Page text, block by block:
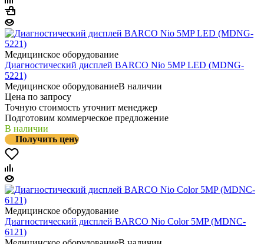
Медицинское оборудование
Диагностический дисплей BARCO Nio 5MP LED (MDNG-
5221)
Медицинское оборудованиеВ наличии
Цена по запросу
Точную стоимость уточнит менеджер
Подготовим коммерческое предложение
В наличии
Получить цену
Медицинское оборудование
Диагностический дисплей BARCO Nio Color 5MP (MDNC-
6121)